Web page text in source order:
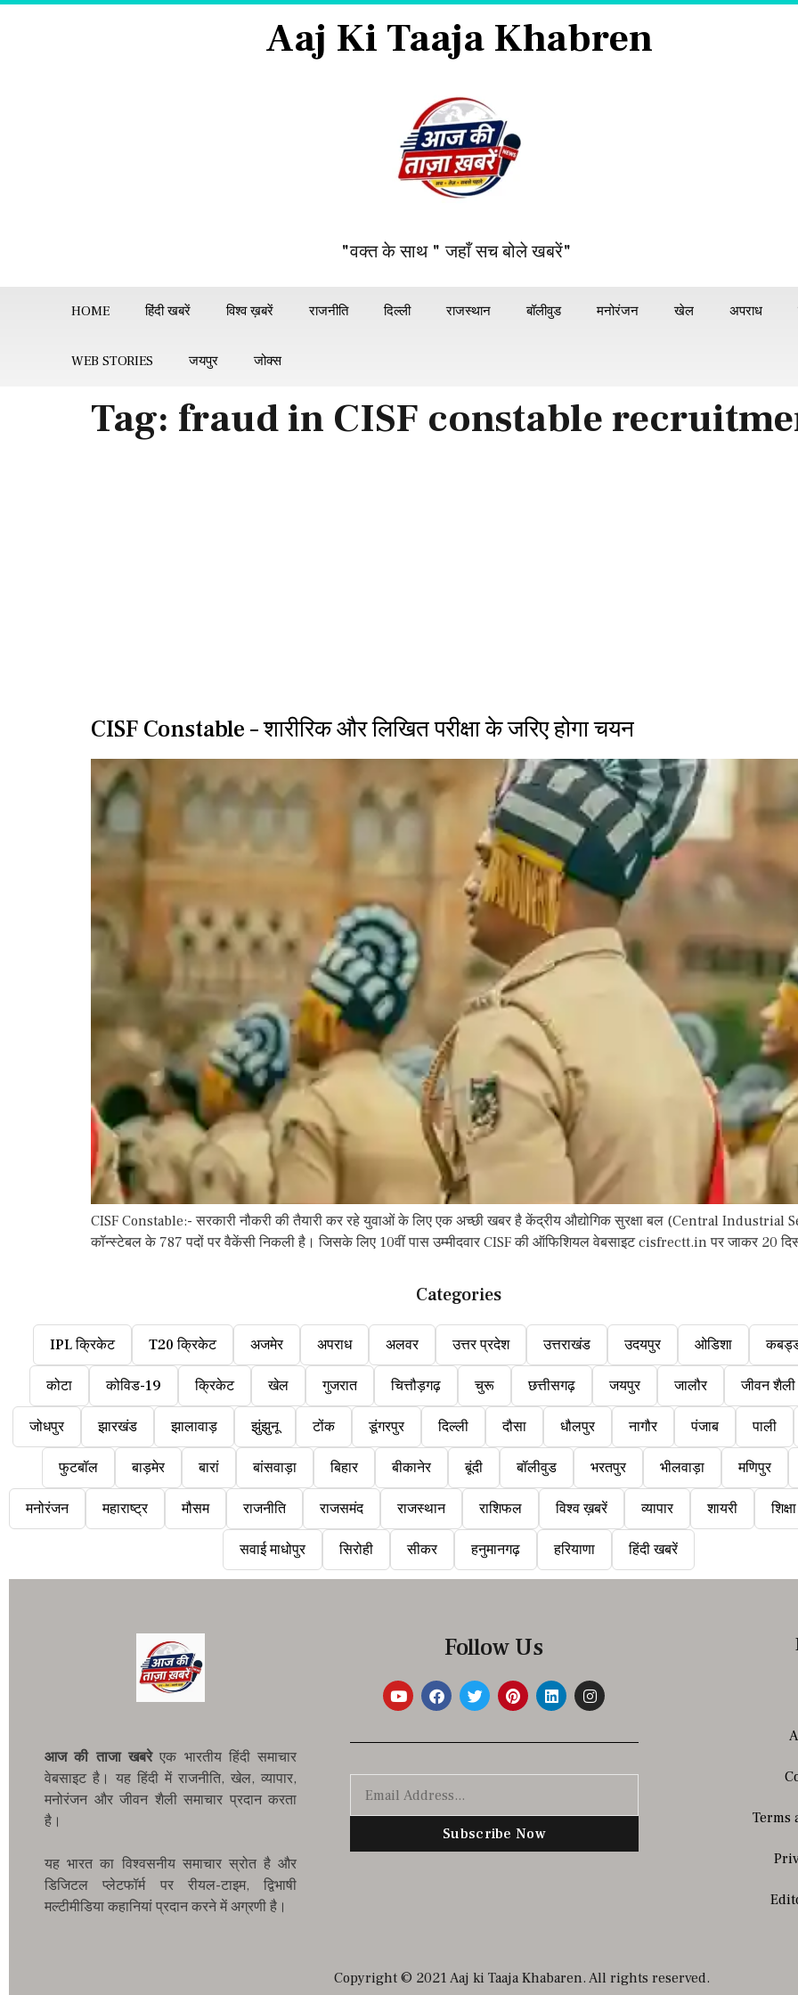
Aaj Ki Taaja Khabren
"वक्त के साथ " जहाँ सच बोले खबरें"
HOME हिंदी खबरें विश्व ख़बरें राजनीति दिल्ली राजस्थान बॉलीवुड मनोरंजन खेल अपराध
WEB STORIES जयपुर जोक्स
Tag: fraud in CISF constable
CISF Constable – शारीरिक और लिखित परीक्षा के जरिए होगा चयन
CISF Constable:- सरकारी नौकरी की तैयारी कर रहे युवाओं के लिए एक अच्छी खबर है केंद्रीय औद्योगिक सुरक्षा बल (Central
कॉन्स्टेबल के 787 पदों पर वैकेंसी निकली है। जिसके लिए 10वीं पास उम्मीदवार CISF की ऑफिशियल वेबसाइट cisfrectt.in पर जाकर 20
Categories
IPL क्रिकेट T20 क्रिकेट अजमेर अपराध अलवर उत्तर प्रदेश उत्तराखंड उदयपुर ओडिशा
कोटा कोविड-19 क्रिकेट खेल गुजरात चित्तौड़गढ़ चुरू छत्तीसगढ़ जयपुर जालौर जीवन शैली
जोधपुर झारखंड झालावाड़ झुंझुनू टोंक डूंगरपुर दिल्ली दौसा धौलपुर नागौर पंजाब पाली
फुटबॉल बाड़मेर बारां बांसवाड़ा बिहार बीकानेर बूंदी बॉलीवुड भरतपुर भीलवाड़ा मणिपुर
मनोरंजन महाराष्ट्र मौसम राजनीति राजसमंद राजस्थान राशिफल विश्व ख़बरें व्यापार शायरी शिक्षा
सवाई माधोपुर सिरोही सीकर हनुमानगढ़ हरियाणा हिंदी खबरें
आज की ताजा खबरेएक भारतीय हिंदी समाचार
वेबसाइट है। यह हिंदी में राजनीति, खेल, व्यापार,
मनोरंजन और जीवन शैली समाचार प्रदान करता
है।
यह भारत का विश्वसनीय समाचार स्रोत है और
डिजिटल प्लेटफॉर्म पर रीयल-टाइम, द्विभाषी
मल्टीमीडिया कहानियां प्रदान करने में अग्रणी है।
Follow Us
Subscribe Now
Terms
Copyright © 2021 Aaj ki Taaja Khabaren. All rights reserved.